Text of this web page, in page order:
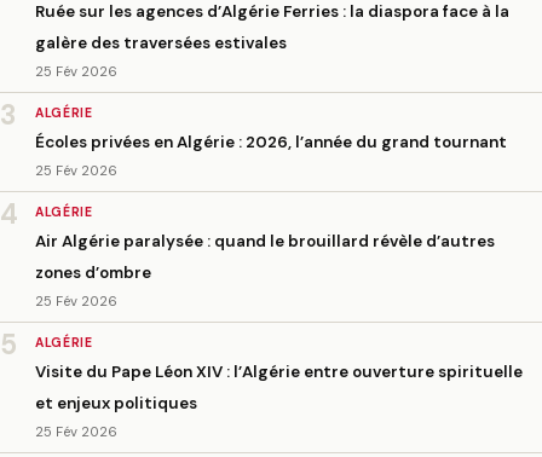
Ruée sur les agences d’Algérie Ferries : la diaspora face à la
galère des traversées estivales
25 Fév 2026
3 ALGÉRIE
Écoles privées en Algérie : 2026, l’année du grand tournant
25 Fév 2026
4 ALGÉRIE
Air Algérie paralysée : quand le brouillard révèle d’autres
zones d’ombre
25 Fév 2026
5 ALGÉRIE
Visite du Pape Léon XIV : l’Algérie entre ouverture spirituelle
et enjeux politiques
25 Fév 2026